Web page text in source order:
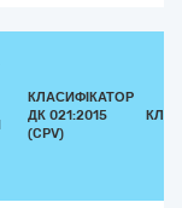
КЛАСИФІКАТОР
ДК 021:2015
(CPV)